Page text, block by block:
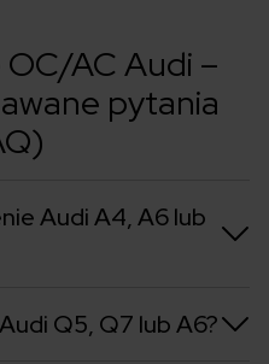
AC Audi –
pytania
Audi A4, A6 lub
Q5, Q7 lub A6?